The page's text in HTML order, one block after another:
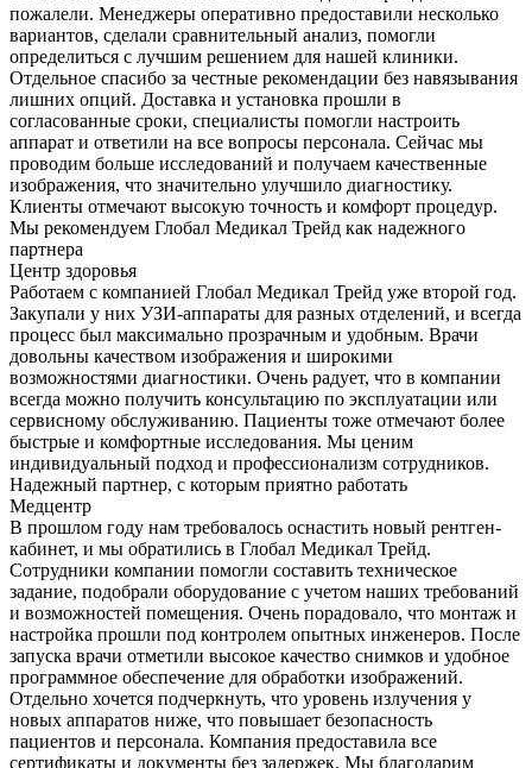
пожалели. Менеджеры оперативно предоставили несколько
вариантов, сделали сравнительный анализ, помогли
определиться с лучшим решением для нашей клиники.
Отдельное спасибо за честные рекомендации без навязывания
лишних опций. Доставка и установка прошли в
согласованные сроки, специалисты помогли настроить
аппарат и ответили на все вопросы персонала. Сейчас мы
проводим больше исследований и получаем качественные
изображения, что значительно улучшило диагностику.
Клиенты отмечают высокую точность и комфорт процедур.
Мы рекомендуем Глобал Медикал Трейд как надежного
партнера
Центр здоровья
Работаем с компанией Глобал Медикал Трейд уже второй год.
Закупали у них УЗИ-аппараты для разных отделений, и всегда
процесс был максимально прозрачным и удобным. Врачи
довольны качеством изображения и широкими
возможностями диагностики. Очень радует, что в компании
всегда можно получить консультацию по эксплуатации или
сервисному обслуживанию. Пациенты тоже отмечают более
быстрые и комфортные исследования. Мы ценим
индивидуальный подход и профессионализм сотрудников.
Надежный партнер, с которым приятно работать
Медцентр
В прошлом году нам требовалось оснастить новый рентген-
кабинет, и мы обратились в Глобал Медикал Трейд.
Сотрудники компании помогли составить техническое
задание, подобрали оборудование с учетом наших требований
и возможностей помещения. Очень порадовало, что монтаж и
настройка прошли под контролем опытных инженеров. После
запуска врачи отметили высокое качество снимков и удобное
программное обеспечение для обработки изображений.
Отдельно хочется подчеркнуть, что уровень излучения у
новых аппаратов ниже, что повышает безопасность
пациентов и персонала. Компания предоставила все
сертификаты и документы без задержек. Мы благодарим